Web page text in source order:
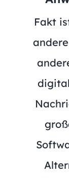
Fakt